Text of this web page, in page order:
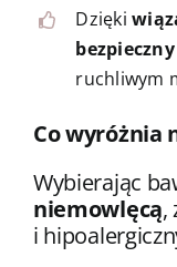
Dzięki
bezpieczny
ruchliwym
Co wyróżnia
Wybierając
niemowlęcą,
i